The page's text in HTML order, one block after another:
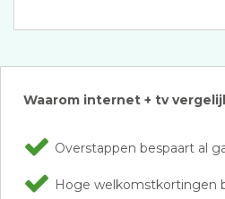
Waarom internet + tv
Overstappen bespaart al
Hoge welkomstkortingen